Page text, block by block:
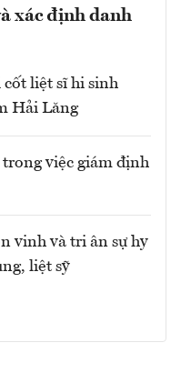
xác định danh
cốt liệt sĩ hi sinh
Hải Lăng
việc giám định
vinh và tri ân sự hy
liệt sỹ